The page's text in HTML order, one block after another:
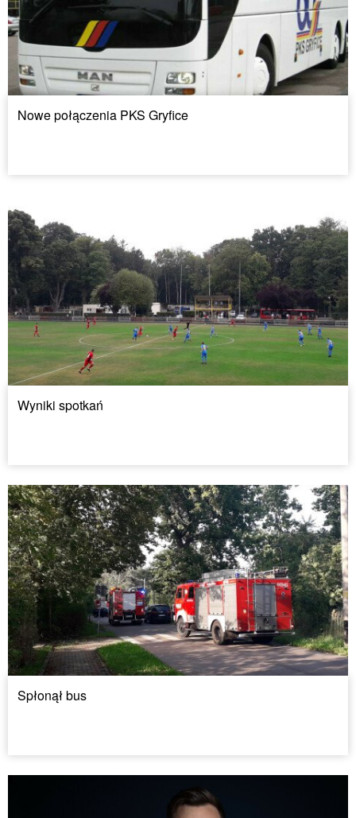
Nowe połączenia PKS Gryfice
Wyniki spotkań
Spłonął bus